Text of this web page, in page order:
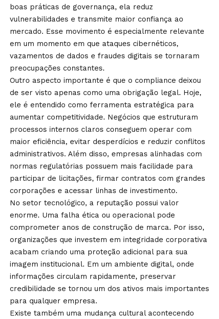
boas práticas de governança, ela reduz
vulnerabilidades e transmite maior confiança ao
mercado. Esse movimento é especialmente relevante
em um momento em que ataques cibernéticos,
vazamentos de dados e fraudes digitais se tornaram
preocupações constantes.
Outro aspecto importante é que o compliance deixou
de ser visto apenas como uma obrigação legal. Hoje,
ele é entendido como ferramenta estratégica para
aumentar competitividade. Negócios que estruturam
processos internos claros conseguem operar com
maior eficiência, evitar desperdícios e reduzir conflitos
administrativos. Além disso, empresas alinhadas com
normas regulatórias possuem mais facilidade para
participar de licitações, firmar contratos com grandes
corporações e acessar linhas de investimento.
No setor tecnológico, a reputação possui valor
enorme. Uma falha ética ou operacional pode
comprometer anos de construção de marca. Por isso,
organizações que investem em integridade corporativa
acabam criando uma proteção adicional para sua
imagem institucional. Em um ambiente digital, onde
informações circulam rapidamente, preservar
credibilidade se tornou um dos ativos mais importantes
para qualquer empresa.
Existe também uma mudança cultural acontecendo